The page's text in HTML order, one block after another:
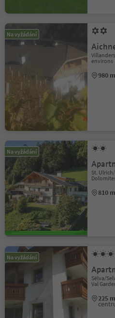
Na vyžádání
environs
980 m
Na vyžádání
St.
810 m
Na vyžádání
Sëlva/
Val
225 m